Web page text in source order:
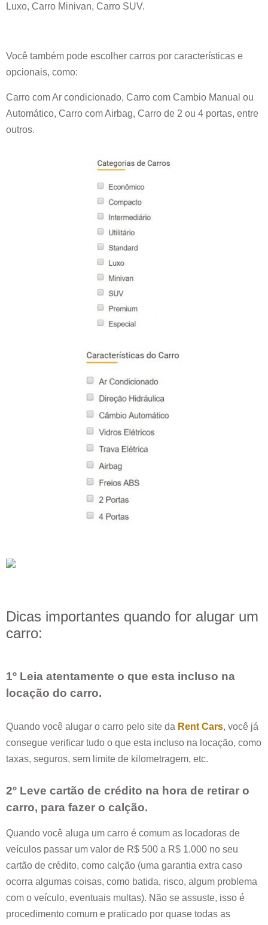
Luxo, Carro Minivan, Carro SUV.
Você também pode escolher carros por características e
opcionais, como:
Carro com Ar condicionado, Carro com Cambio Manual ou
Automático, Carro com Airbag, Carro de 2 ou 4 portas, entre
outros.
Dicas importantes quando for alugar um
carro:
1º Leia atentamente o que esta incluso na
locação do carro.
Quando você alugar o carro pelo site da Rent Cars, você já
consegue verificar tudo o que esta incluso na locação, como
taxas, seguros, sem limite de kilometragem, etc.
2º Leve cartão de crédito na hora de retirar o
carro, para fazer o calção.
Quando você aluga um carro é comum as locadoras de
veículos passar um valor de R$ 500 a R$ 1.000 no seu
cartão de crédito, como calção (uma garantia extra caso
ocorra algumas coisas, como batida, risco, algum problema
com o veículo, eventuais multas). Não se assuste, isso é
procedimento comum e praticado por quase todas as